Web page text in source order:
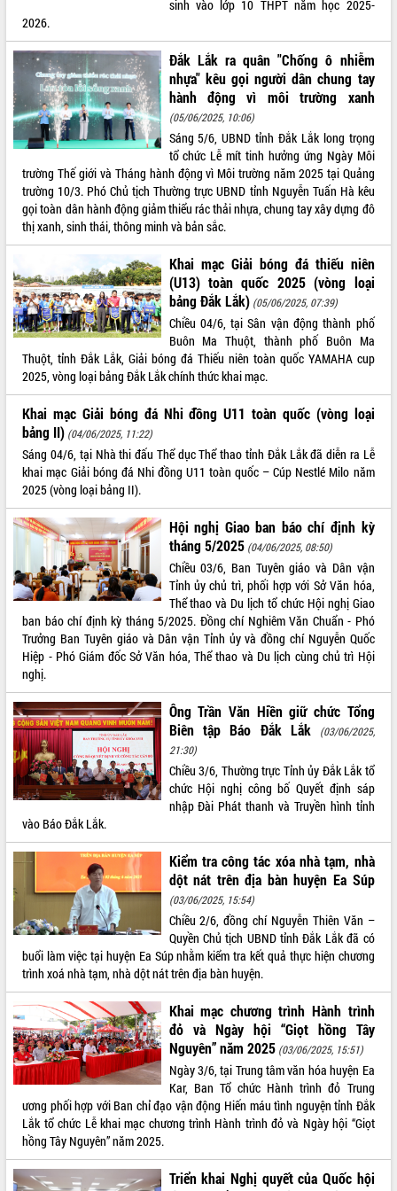
sinh vào lớp 10 THPT năm học 2025-
2026.
Đắk Lắk ra quân "Chống ô nhiễm
nhựa" kêu gọi người dân chung tay
hành động vì môi trường xanh
(05/06/2025, 10:06)
Sáng 5/6, UBND tỉnh Đắk Lắk long trọng
tổ chức Lễ mít tinh hưởng ứng Ngày Môi
trường Thế giới và Tháng hành động vì Môi trường năm 2025 tại Quảng
trường 10/3. Phó Chủ tịch Thường trực UBND tỉnh Nguyễn Tuấn Hà kêu
gọi toàn dân hành động giảm thiểu rác thải nhựa, chung tay xây dựng đô
thị xanh, sinh thái, thông minh và bản sắc.
Khai mạc Giải bóng đá thiếu niên
(U13) toàn quốc 2025 (vòng loại
bảng Đắk Lắk) (05/06/2025, 07:39)
Chiều 04/6, tại Sân vận động thành phố
Buôn Ma Thuột, thành phố Buôn Ma
Thuột, tỉnh Đắk Lắk, Giải bóng đá Thiếu niên toàn quốc YAMAHA cup
2025, vòng loại bảng Đắk Lắk chính thức khai mạc.
Khai mạc Giải bóng đá Nhi đồng U11 toàn quốc (vòng loại
bảng II) (04/06/2025, 11:22)
Sáng 04/6, tại Nhà thi đấu Thể dục Thể thao tỉnh Đắk Lắk đã diễn ra Lễ
khai mạc Giải bóng đá Nhi đồng U11 toàn quốc – Cúp Nestlé Milo năm
2025 (vòng loại bảng II).
Hội nghị Giao ban báo chí định kỳ
tháng 5/2025 (04/06/2025, 08:50)
Chiều 03/6, Ban Tuyên giáo và Dân vận
Tỉnh ủy chủ trì, phối hợp với Sở Văn hóa,
Thể thao và Du lịch tổ chức Hội nghị Giao
ban báo chí định kỳ tháng 5/2025. Đồng chí Nghiêm Văn Chuẩn - Phó
Trưởng Ban Tuyên giáo và Dân vận Tỉnh ủy và đồng chí Nguyễn Quốc
Hiệp - Phó Giám đốc Sở Văn hóa, Thể thao và Du lịch cùng chủ trì Hội
nghị.
Ông Trần Văn Hiền giữ chức Tổng
Biên tập Báo Đắk Lắk
(03/06/2025,
21:30)
Chiều 3/6, Thường trực Tỉnh ủy Đắk Lắk tổ
chức Hội nghị công bố Quyết định sáp
nhập Đài Phát thanh và Truyền hình tỉnh
vào Báo Đắk Lắk.
Kiểm tra công tác xóa nhà tạm, nhà
dột nát trên địa bàn huyện Ea Súp
(03/06/2025, 15:54)
Chiều 2/6, đồng chí Nguyễn Thiên Văn –
Quyền Chủ tịch UBND tỉnh Đắk Lắk đã có
buổi làm việc tại huyện Ea Súp nhằm kiểm tra kết quả thực hiện chương
trình xoá nhà tạm, nhà dột nát trên địa bàn huyện.
Khai mạc chương trình Hành trình
đỏ và Ngày hội “Giọt hồng Tây
Nguyên” năm 2025 (03/06/2025, 15:51)
Ngày 3/6, tại Trung tâm văn hóa huyện Ea
Kar, Ban Tổ chức Hành trình đỏ Trung
ương phối hợp với Ban chỉ đạo vận động Hiến máu tình nguyện tỉnh Đắk
Lắk tổ chức Lễ khai mạc chương trình Hành trình đỏ và Ngày hội “Giọt
hồng Tây Nguyên” năm 2025.
Triển khai Nghị quyết của Quốc hội